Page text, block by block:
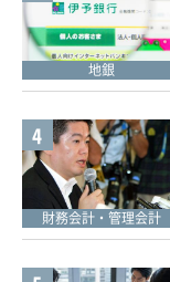
地銀
4
財務会計・管理会計